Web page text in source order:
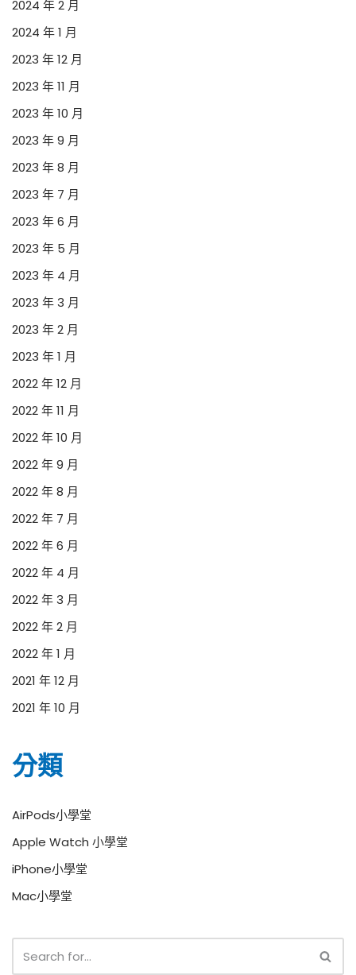
2024 年 2 月
2024 年 1 月
2023 年 12 月
2023 年 11 月
2023 年 10 月
2023 年 9 月
2023 年 8 月
2023 年 7 月
2023 年 6 月
2023 年 5 月
2023 年 4 月
2023 年 3 月
2023 年 2 月
2023 年 1 月
2022 年 12 月
2022 年 11 月
2022 年 10 月
2022 年 9 月
2022 年 8 月
2022 年 7 月
2022 年 6 月
2022 年 4 月
2022 年 3 月
2022 年 2 月
2022 年 1 月
2021 年 12 月
2021 年 10 月
分類
AirPods小學堂
Apple Watch 小學堂
iPhone小學堂
Mac小學堂